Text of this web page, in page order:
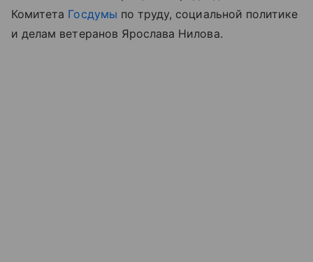
Комитета Госдумы по труду, социальной политике
и делам ветеранов Ярослава Нилова.